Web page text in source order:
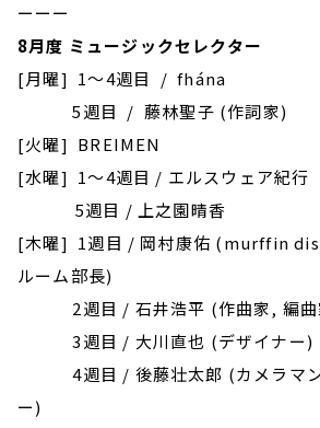
ーーー
8月度 ミュージックセレクター
[月曜] 1～4週目 / fhána
5週目 / 藤林聖子 (作詞家)
[火曜] BREIMEN
[水曜] 1～4週目 / エルスウェア紀行
5週目 / 上之園晴香
[木曜] 1週目 / 岡村康佑 (murffin
ルーム部長)
2週目 / 石井浩平 (作曲家, 編曲
3週目 / 大川直也 (デザイナー)
4週目 / 後藤壮太郎 (カメラマン,
ー)